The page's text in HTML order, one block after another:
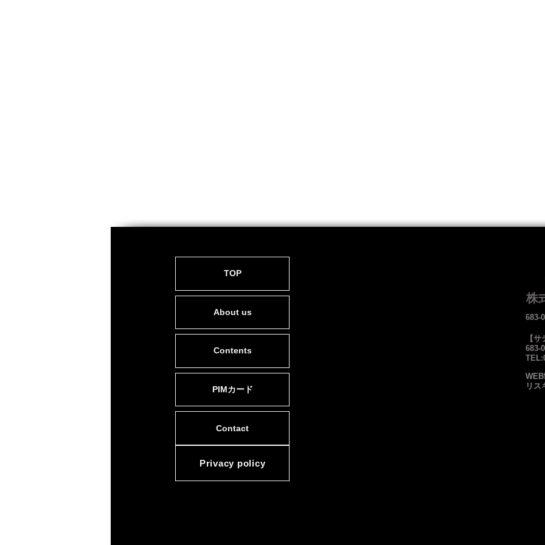
TOP
About us
Contents
PIMカード
Contact
Privacy policy
株
683-
【
683-
リス